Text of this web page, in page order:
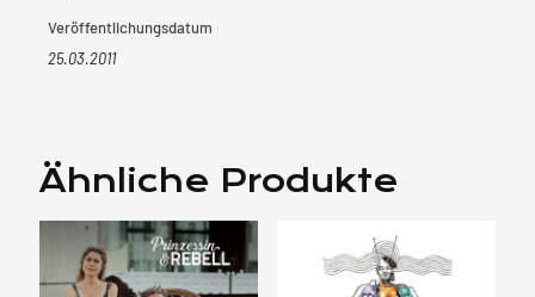
Veröffentlichungsdatum
25.03.2011
Ähnliche Produkte